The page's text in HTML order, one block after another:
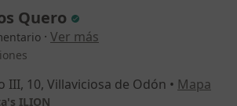
Quero
· Ver más
III, 10, Villaviciosa de Odón • Mapa
ILION